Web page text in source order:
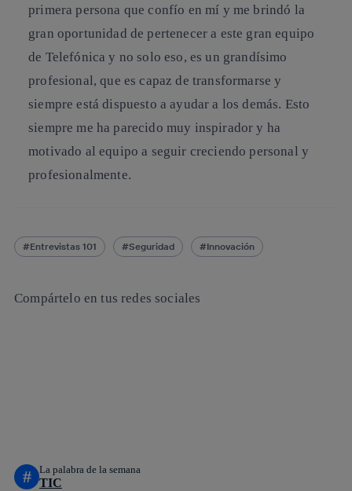
primera persona que confío en mí y me brindó la
gran oportunidad de pertenecer a este gran equipo
de Telefónica y no solo eso, es un grandísimo
profesional, que es capaz de transformarse y
siempre está dispuesto a ayudar a los demás. Esto
siempre me ha parecido muy inspirador y ha
motivado al equipo a seguir creciendo personal y
profesionalmente.
Entrevistas 101 Seguridad Innovación
Compártelo en tus redes sociales
# La palabra de la semana
TIC